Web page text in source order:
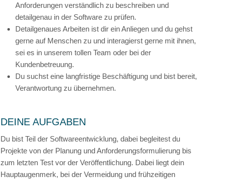
Anforderungen verständlich zu beschreiben und
detailgenau in der Software zu prüfen.
Detailgenaues Arbeiten ist dir ein Anliegen und du gehst
gerne auf Menschen zu und interagierst gerne mit ihnen,
sei es in unserem tollen Team oder bei der
Kundenbetreuung.
Du suchst eine langfristige Beschäftigung und bist bereit,
Verantwortung zu übernehmen.
DEINE AUFGABEN
Du bist Teil der Softwareentwicklung, dabei begleitest du
Projekte von der Planung und Anforderungsformulierung bis
zum letzten Test vor der Veröffentlichung. Dabei liegt dein
Hauptaugenmerk, bei der Vermeidung und frühzeitigen